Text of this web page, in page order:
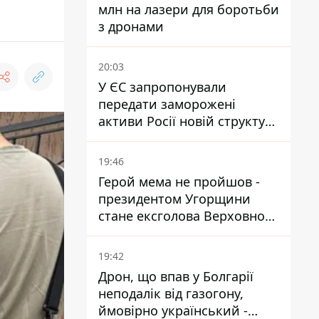
млн на лазери для боротьби
з дронами
20:03
У ЄС запропонували
передати заморожені
активи Росії новій структурі
блоку
19:46
Герой мема не пройшов -
президентом Угорщини
стане ексголова Верховного
Суду, якого критикував
Орбан
19:42
Дрон, що впав у Болгарії
неподалік від газогону,
ймовірно український -